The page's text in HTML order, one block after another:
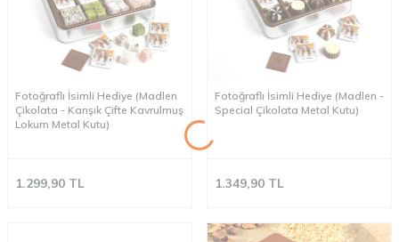
Fotoğraflı İsimli Hediye (Madlen
Çikolata - Karışık Çifte Kavrulmuş
Lokum Metal Kutu)
1.299,90 TL
Fotoğraflı İsimli Hediye (Madlen -
Special Çikolata Metal Kutu)
1.349,90 TL